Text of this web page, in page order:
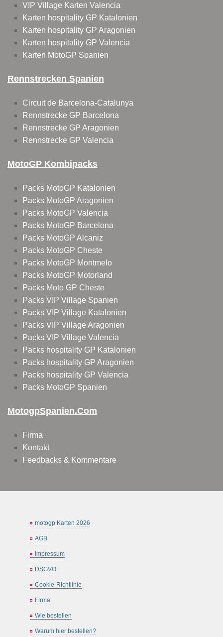
VIP Village Karten Valencia
Karten hospitality GP Katalonien
Karten hospitality GP Aragonien
Karten hospitality GP Valencia
Karten MotoGP Spanien
Rennstrecken Spanien
Circuit de Barcelona-Catalunya
Rennstrecke GP Barcelona
Rennstrecke GP Aragonien
Rennstrecke GP Valencia
MotoGP Kombipacks
Packs MotoGP Katalonien
Packs MotoGP Aragonien
Packs MotoGP Valencia
Packs MotoGP Barcelona
Packs MotoGP Alcaniz
Packs MotoGP Cheste
Packs MotoGP Montmelo
Packs MotoGP Motorland
Packs Moto GP Cheste
Packs VIP Village Spanien
Packs VIP Village Katalonien
Packs VIP Village Aragonien
Packs VIP Village Valencia
Packs hospitality GP Katalonien
Packs hospitality GP Aragonien
Packs hospitality GP Valencia
Packs MotoGP Spanien
MotogpSpanien.com
Firma
Kontakt
Feedbacks & Kommentare
motogp Karten 2026
AGB
Impressum
DSGVO
Cookie-Richtlinie
Firma
Wie bestellen
Warum hier bestellen?